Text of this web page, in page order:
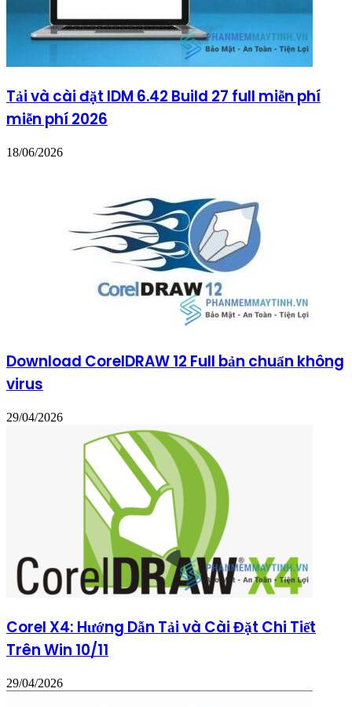
Tải và cài đặt IDM 6.42 Build 27 full miễn phí
miễn phí 2026
18/06/2026
Download CorelDRAW 12 Full bản chuẩn không
virus
29/04/2026
Corel X4: Hướng Dẫn Tải và Cài Đặt Chi Tiết
Trên Win 10/11
29/04/2026